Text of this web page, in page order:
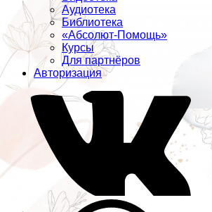
Аудиотека
Библиотека
«Абсолют-Помощь»
Курсы
Для партнёров
Авторизация